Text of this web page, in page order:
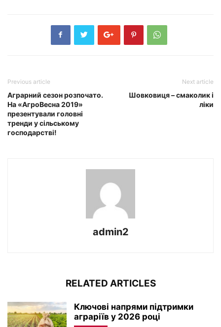
Previous article
Аграрний сезон розпочато.
На «АгроВесна 2019»
презентували головні
тренди у сільському
господарстві!
Next article
Шовковиця – смаколик і
ліки
admin2
RELATED ARTICLES
Ключові напрями підтримки
аграріїв у 2026 році